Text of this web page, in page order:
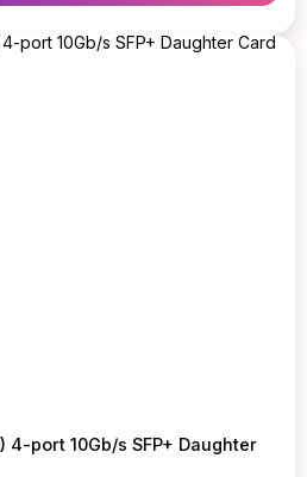
4-port 10Gb/s SFP+ Daughter